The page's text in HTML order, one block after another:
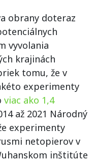
obrany doteraz
vyvolania
krajinách
tomu, že v
experimenty
viac ako 1,4
až 2021 Národný
experimenty
netopierov v
inštitúte